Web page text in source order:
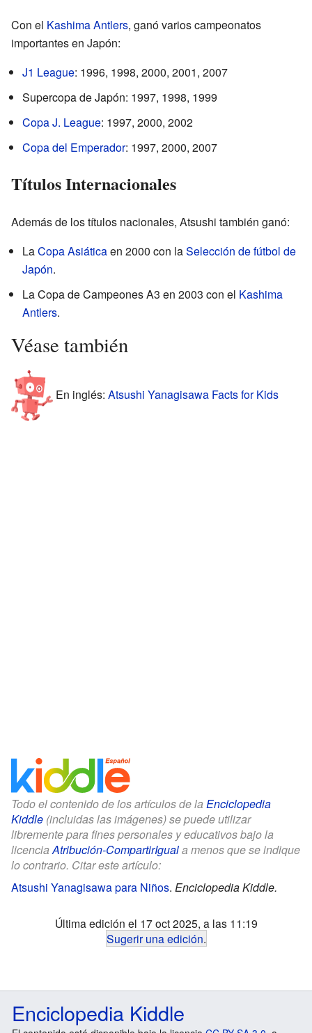
Con el Kashima Antlers, ganó varios campeonatos
importantes en Japón:
J1 League: 1996, 1998, 2000, 2001, 2007
Supercopa de Japón: 1997, 1998, 1999
Copa J. League: 1997, 2000, 2002
Copa del Emperador: 1997, 2000, 2007
Títulos Internacionales
Además de los títulos nacionales, Atsushi también ganó:
LaCopa Asiáticaen 2000 con laSelección de fútbol de
Japón.
La Copa de Campeones A3 en 2003 con el Kashima
Antlers.
Véase también
En inglés: Atsushi Yanagisawa Facts for Kids
Todo el contenido de los artículos de la Enciclopedia
Kiddle (incluidas las imágenes) se puede utilizar
libremente para fines personales y educativos bajo la
licenciaAtribución-CompartirIguala menos que se indique
lo contrario. Citar este artículo:
Atsushi Yanagisawa para Niños. Enciclopedia Kiddle.
Última edición el 17 oct 2025, a las 11:19
Sugerir una edición.
Enciclopedia Kiddle